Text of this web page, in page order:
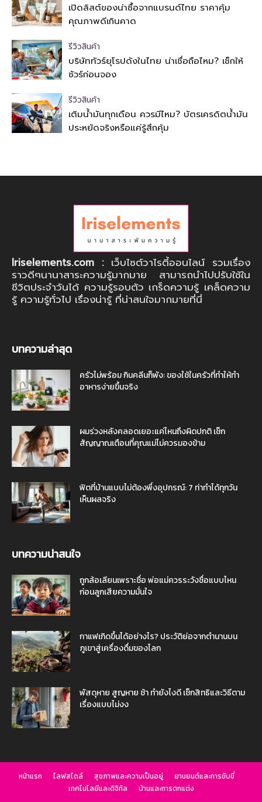
เปิดลิสต์ของน่าซื้อจากแบรนด์ไทย ราคาคุ้ม
คุณภาพดีเกินคาด
รีวิวสินค้า
บริษัททัวร์ยุโรปดังในไทย น่าเชื่อถือไหม? เช็กให้
ชัวร์ก่อนจอง
รีวิวสินค้า
เติมน้ำมันทุกเดือน ควรมีไหม? บัตรเครดิตน้ำมัน
ประหยัดจริงหรือแค่รู้สึกคุ้ม
Iriselements.com : เว็บไซต์วาไรตี้ออนไลน์ รวมเรื่อง
ราวดีๆนานาสาระความรู้มากมาย สามารถนำไปปรับใช้ใน
ชีวิตประจำวันได้ ความรู้รอบตัว เกร็ดความรู้ เคล็ดความ
รู้ ความรู้ทั่วไป เรื่องน่ารู้ ที่น่าสนใจมากมายที่นี่
บทความล่าสุด
ครัวไม่พร้อม กินคลีนก็พัง: ของใช้ในครัวที่ทำให้ทำ
อาหารง่ายขึ้นจริง
ผมร่วงหลังคลอดเยอะแค่ไหนถึงผิดปกติ เช็ก
สัญญาณเตือนที่คุณแม่ไม่ควรมองข้าม
ฟิตที่บ้านแบบไม่ต้องพึ่งอุปกรณ์: 7 ท่าทำได้ทุกวัน
เห็นผลจริง
บทความน่าสนใจ
ถูกล้อเลียนเพราะชื่อ พ่อแม่ควรระวังชื่อแบบไหน
ก่อนลูกเสียความมั่นใจ
กาแฟเกิดขึ้นได้อย่างไร? ประวัติย่อจากตำนานบน
ภูเขาสู่เครื่องดื่มของโลก
พัสดุหาย สูญหาย ช้า ทำยังไงดี เช็กสิทธิและวิธีตาม
เรื่องแบบไม่งง
หน้าแรก ไลฟสไตล์ สุขภาพและความเป็นอยู่
ยานยนต์และการขับขี่
เทคโนโลยีและดิจิทัล
บ้านและการตกแต่ง